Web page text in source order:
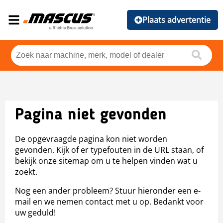
Plaats advertentie
Pagina niet gevonden
De opgevraagde pagina kon niet worden
gevonden. Kijk of er typefouten in de URL staan, of
bekijk onze sitemap om u te helpen vinden wat u
zoekt.
Nog een ander probleem? Stuur hieronder een e-
mail en we nemen contact met u op. Bedankt voor
uw geduld!